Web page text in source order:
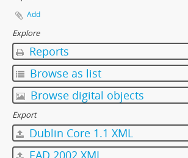
Add
Explore
Reports
Browse as list
Browse digital objects
Export
Dublin Core 1.1 XML
EAD 2002 XML